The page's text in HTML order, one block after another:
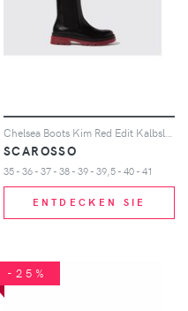
SCAROSSO
35 - 36 - 37 - 38 - 39 - 39,5 - 40 - 41
ENTDECKEN SIE
-25%